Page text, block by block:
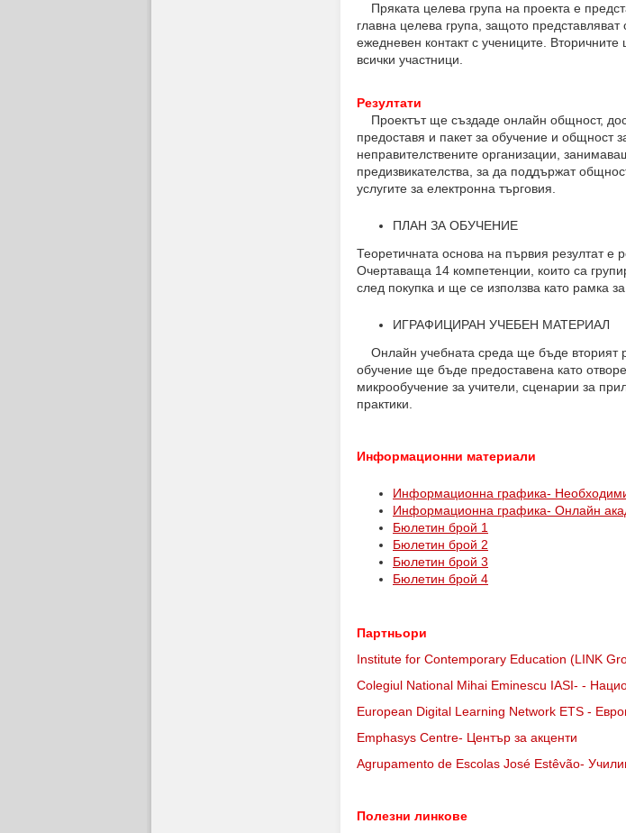
Пряката целева група на проекта е
главна целева група, защото
ежедневен контакт с учениците.
всички участници.
Резултати
Проектът ще създаде онлайн общност,
предоставя и пакет за обучение и общност
неправителствените организации,
предизвикателства, за да поддържат
услугите за електронна търговия.
ПЛАН ЗА ОБУЧЕНИЕ
Теоретичната основа на първия резултат е
Очертаваща 14 компетенции, които са
след покупка и ще се използва като рамка
ИГРАФИЦИРАН УЧЕБЕН МАТЕРИАЛ
Онлайн учебната среда ще бъде вторият
обучение ще бъде предоставена като
микрообучение за учители, сценарии за
практики.
Информационни материали
Информационна графика-
Информационна графика- Онлайн
Бюлетин брой 1
Бюлетин брой 2
Бюлетин брой 3
Бюлетин брой 4
Партньори
Institute for Contemporary Education (LINK
Colegiul National Mihai Eminescu IASI- -
European Digital Learning Network ETS -
Emphasys Centre- Център за акценти
Agrupamento de Escolas José Estêvão-
Полезни линкове